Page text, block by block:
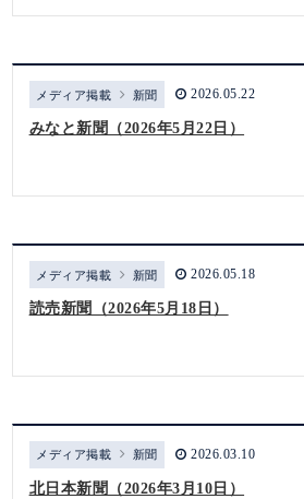
メディア掲載 新聞 2026.05.22
みなと新聞（2026年5月22日）
メディア掲載 新聞 2026.05.18
読売新聞（2026年5月18日）
メディア掲載 新聞 2026.03.10
北日本新聞（2026年3月10日）